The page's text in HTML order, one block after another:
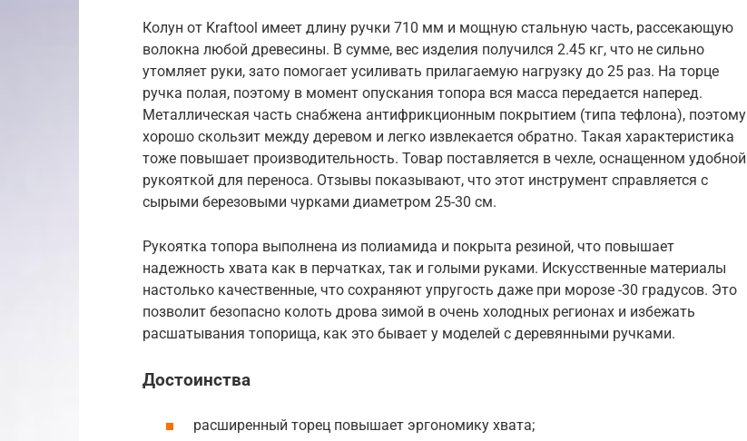
Колун от Kraftool имеет длину ручки 710 мм и мощную стальную часть, рассекающую
волокна любой древесины. В сумме, вес изделия получился 2.45 кг, что не сильно
утомляет руки, зато помогает усиливать прилагаемую нагрузку до 25 раз. На торце
ручка полая, поэтому в момент опускания топора вся масса передается наперед.
Металлическая часть снабжена антифрикционным покрытием (типа тефлона), поэтому
хорошо скользит между деревом и легко извлекается обратно. Такая характеристика
тоже повышает производительность. Товар поставляется в чехле, оснащенном удобной
рукояткой для переноса. Отзывы показывают, что этот инструмент справляется с
сырыми березовыми чурками диаметром 25-30 см.
Рукоятка топора выполнена из полиамида и покрыта резиной, что повышает
надежность хвата как в перчатках, так и голыми руками. Искусственные материалы
настолько качественные, что сохраняют упругость даже при морозе -30 градусов. Это
позволит безопасно колоть дрова зимой в очень холодных регионах и избежать
расшатывания топорища, как это бывает у моделей с деревянными ручками.
Достоинства
расширенный торец повышает эргономику хвата;